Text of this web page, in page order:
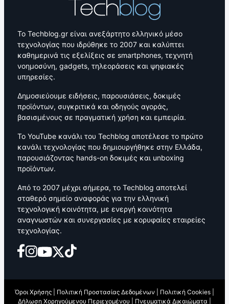
Το Techblog.gr είναι ανεξάρτητο ελληνικό μέσο
τεχνολογίας που ιδρύθηκε το 2007 και καλύπτει
καθημερινά τις εξελίξεις σε smartphones, τεχνητή
νοημοσύνη, gadgets, τηλεοράσεις και ψηφιακές
υπηρεσίες.
Δημοσιεύουμε ειδήσεις, παρουσιάσεις, δοκιμές
προϊόντων, συγκριτικά και οδηγούς αγοράς,
βασισμένους σε πραγματική χρήση και εμπειρία.
Το YouTube κανάλι του Techblog αποτέλεσε το πρώτο
κανάλι τεχνολογίας που δημιουργήθηκε στην Ελλάδα,
παρουσιάζοντας hands-on δοκιμές και unboxing
προϊόντων.
Από το 2007 μέχρι σήμερα, το Techblog αποτελεί
σταθερό σημείο αναφοράς για την ελληνική
τεχνολογική κοινότητα, με ενεργή κοινότητα
αναγνωστών και συνεργασίες με κορυφαίες εταιρείες
τεχνολογίας.
Όροι Χρήσης Πολιτική Προστασίας Δεδομένων Πολιτική Cookies
Δήλωση Χορηγούμενου Περιεχομένου
Πνευματικά Δικαιώματα